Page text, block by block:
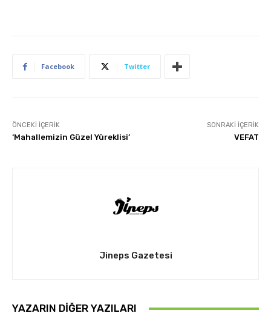
Facebook Twitter
ÖNCEKI İÇERIK
‘Mahallemizin Güzel Yüreklisi’
SONRAKI İÇERIK
VEFAT
Jineps Gazetesi
YAZARIN DIĞER YAZILARI